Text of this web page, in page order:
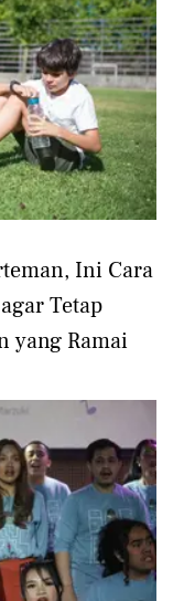
Ini Cara
Tetap
yang Ramai